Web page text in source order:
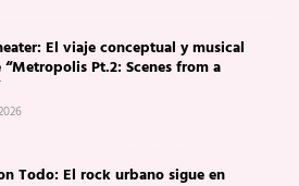
El viaje conceptual y musical
Pt.2: Scenes from a
Todo: El rock urbano sigue en